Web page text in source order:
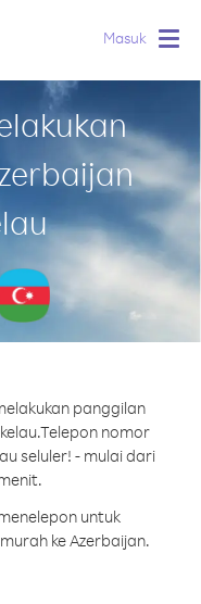
Masuk
panggilan
Telepon nomor
seluler! - mulai dari
untuk
ke Azerbaijan.